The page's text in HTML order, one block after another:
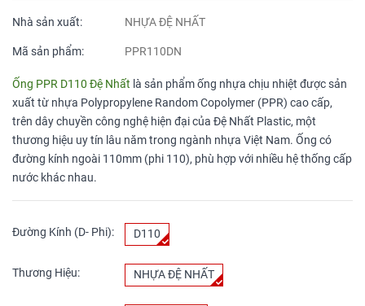
Nhà sản xuất: NHỰA ĐỆ NHẤT
Mã sản phẩm: PPR110DN
Ống PPR D110 Đệ Nhất là sản phẩm ống nhựa chịu nhiệt được sản
xuất từ nhựa Polypropylene Random Copolymer (PPR) cao cấp,
trên dây chuyền công nghệ hiện đại của Đệ Nhất Plastic, một
thương hiệu uy tín lâu năm trong ngành nhựa Việt Nam. Ống có
đường kính ngoài 110mm (phi 110), phù hợp với nhiều hệ thống cấp
nước khác nhau.
Đường Kính (D- Phi): D110
Thương Hiệu: NHỰA ĐỆ NHẤT